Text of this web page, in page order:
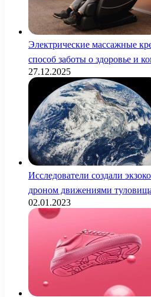
Электрические массажные
способ заботы о здоровье и
27.12.2025
Исследователи создали
дроном движениями
02.01.2023